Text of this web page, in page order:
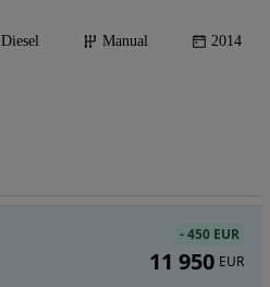
Diesel Manual 2014
-450 EUR
11 950 EUR